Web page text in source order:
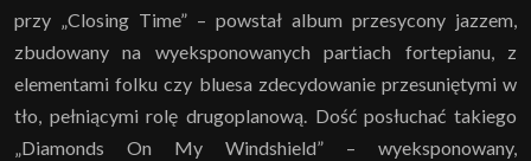
przy „Closing Time” – powstał album przesycony jazzem,
zbudowany na wyeksponowanych partiach fortepianu, z
elementami folku czy bluesa zdecydowanie przesuniętymi w
tło, pełniącymi rolę drugoplanową. Dość posłuchać takiego
„Diamonds On My Windshield” – wyeksponowany,